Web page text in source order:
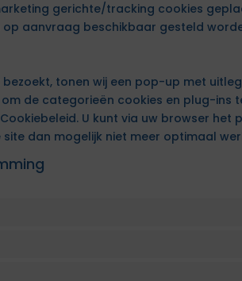
gerichte/tracking cookies
op aanvraag beschikbaar gesteld
tonen wij een pop-up met
de categorieën cookies en plug-ins
U kunt via uw browser
dan mogelijk niet meer optimaal